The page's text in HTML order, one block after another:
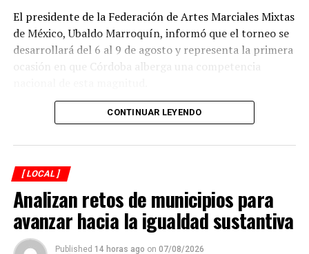
El presidente de la Federación de Artes Marciales Mixtas
de México, Ubaldo Marroquín, informó que el torneo se
desarrollará del 6 al 9 de agosto y representa la primera
ocasión en que Córdoba alberga una competencia
CONTINUAR LEYENDO
[ LOCAL ]
Analizan retos de municipios para
avanzar hacia la igualdad sustantiva
Published 14 horas ago on 07/08/2026